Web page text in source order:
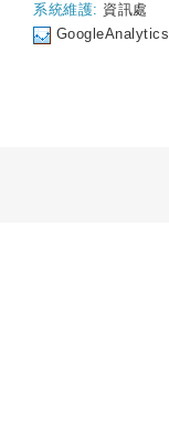
系統維護: 資訊處
GoogleAnalytics